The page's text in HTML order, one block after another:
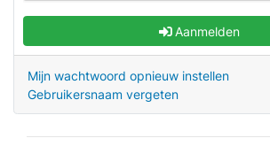
Aanmelden
Mijn wachtwoord opnieuw instellen
Gebruikersnaam vergeten